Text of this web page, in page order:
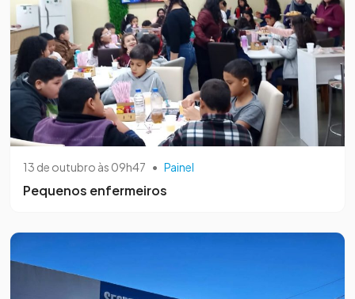
13 de outubro às 09h47 • Painel
Pequenos enfermeiros